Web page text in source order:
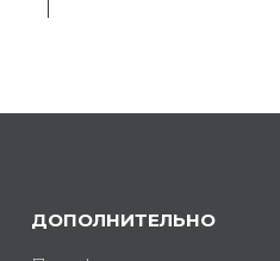
ДОПОЛНИТЕЛЬНО